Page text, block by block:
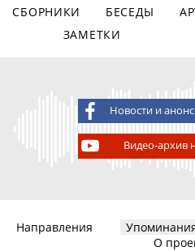
СБОРНИКИ БЕСЕДЫ
ЗАМЕТКИ
Новости и
Видео-архив
Направления
О